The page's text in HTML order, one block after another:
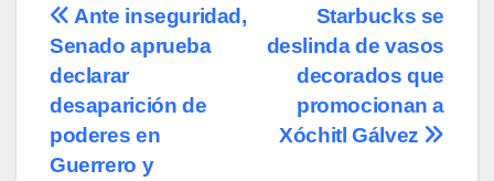
Navegación
de
entradas
Starbucks se
deslinda de vasos
decorados que
promocionan a
Xóchitl Gálvez
Ante inseguridad,
Senado aprueba
declarar
desaparición de
poderes en
Guerrero y